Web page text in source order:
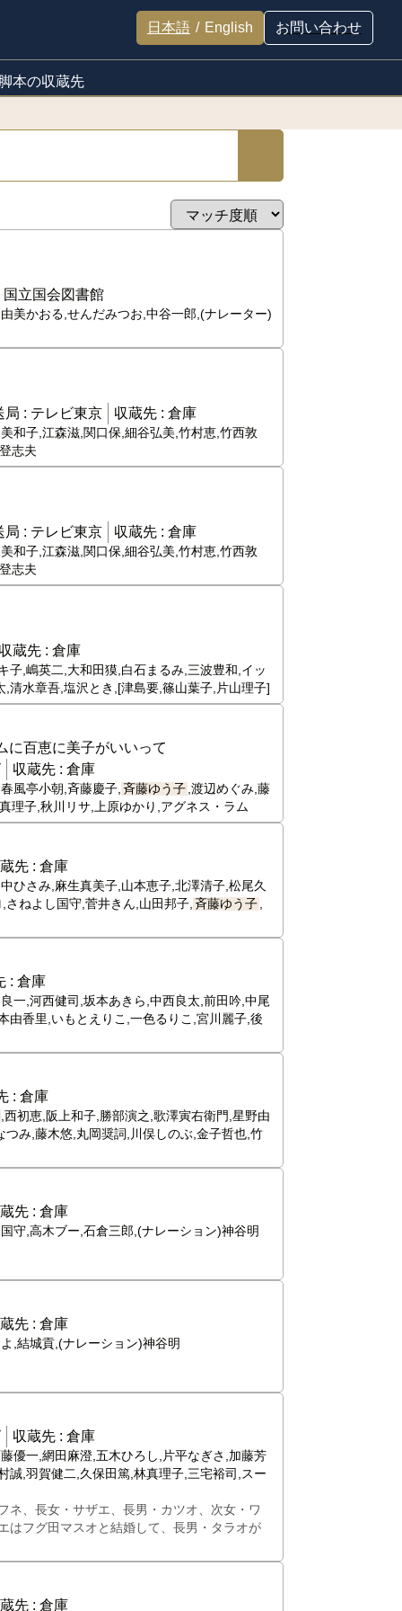
日本語 / English お問い合わせ
本の収蔵先
国立国会図書館
美かおる,せんだみつお,中谷一郎,(ナレーター)
局 : テレビ東京 収蔵先 : 倉庫
和子,江森滋,関口保,細谷弘美,竹村恵,竹西敦
志夫
局 : テレビ東京 収蔵先 : 倉庫
和子,江森滋,関口保,細谷弘美,竹村恵,竹西敦
志夫
蔵先 : 倉庫
子,嶋英二,大和田獏,白石まるみ,三波豊和,イッ
清水章吾,塩沢とき,[津島要,篠山葉子,片山理子]
百恵に美子がいいって
収蔵先 : 倉庫
風亭小朝,斉藤慶子, 斉藤ゆう子 ,渡辺めぐみ,藤
理子,秋川リサ,上原ゆかり,アグネス・ラム
先 : 倉庫
ひさみ,麻生真美子,山本恵子,北澤清子,松尾久
ねよし国守,菅井きん,山田邦子, 斉藤ゆう子
: 倉庫
一,河西健司,坂本あきら,中西良太,前田吟,中尾
由香里,いもとえりこ,一色るりこ,宮川麗子,後
: 倉庫
,西初恵,阪上和子,勝部演之,歌澤寅右衛門,星野由
み,藤木悠,丸岡奨詞,川俣しのぶ,金子哲也,竹
先 : 倉庫
守,高木ブー,石倉三郎,(ナレーション)神谷明
先 : 倉庫
,結城貢,(ナレーション)神谷明
収蔵先 : 倉庫
優一,網田麻澄,五木ひろし,片平なぎさ,加藤芳
誠,羽賀健二,久保田篤,林真理子,三宅裕司,スー
ネ、長女・サザエ、長男・カツオ、次女・ワ
はフグ田マスオと結婚して、長男・タラオが
先 : 倉庫